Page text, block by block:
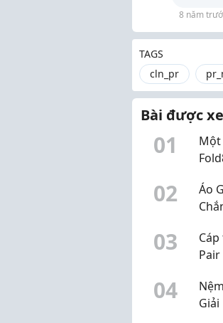
8 năm
TAGS
cln_pr
Bài được
01
Một
02
Áo
03
Pair
Huế
04
Giải